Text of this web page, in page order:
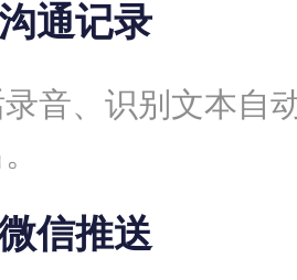
通记录
音、识别文本自
信推送